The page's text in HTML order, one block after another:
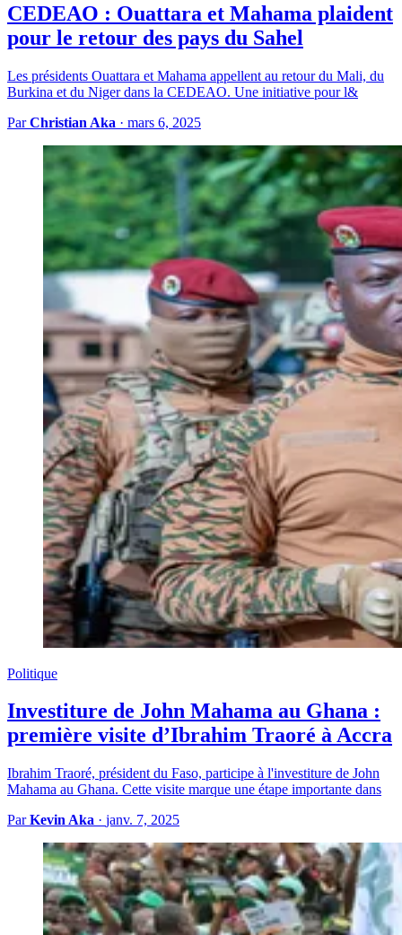
CEDEAO : Ouattara et Mahama plaident
pour le retour des pays du Sahel
Les présidents Ouattara et Mahama appellent au retour du Mali, du
Burkina et du Niger dans la CEDEAO. Une initiative pour l&
ParChristian Aka · mars 6, 2025
Politique
Investiture de John Mahama au Ghana :
première visite d’Ibrahim Traoré à Accra
Ibrahim Traoré, président du Faso, participe à l'investiture de John
Mahama au Ghana. Cette visite marque une étape importante dans
ParKevin Aka · janv. 7, 2025